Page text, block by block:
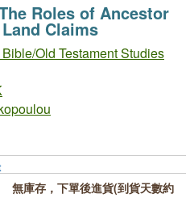
Roles of Ancestor
Claims
Old Testament Studies
無庫存，下單後進貨(到貨天數約